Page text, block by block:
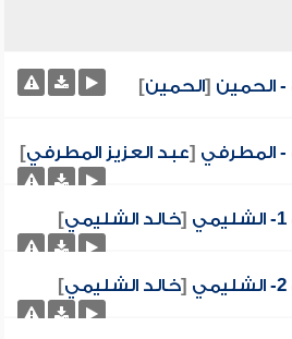
- الحمين [الحمين]
- المطرفي [عبد العزيز المطرفي]
[خالد الشليمي]
[خالد الشليمي]